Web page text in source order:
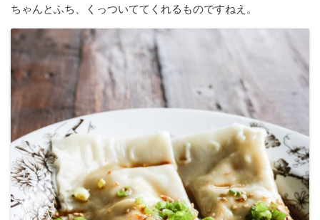
ちゃんとふち、くっついててくれるものですねえ。